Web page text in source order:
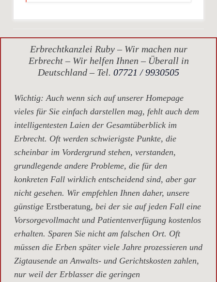
Erbrechtkanzlei Ruby – Wir machen nur
Erbrecht – Wir helfen Ihnen – Überall in
Deutschland – Tel. 07721 / 9930505
Wichtig: Auch wenn sich auf unserer Homepage
vieles für Sie einfach darstellen mag, fehlt auch dem
intelligentesten Laien der Gesamtüberblick im
Erbrecht. Oft werden schwierigste Punkte, die
scheinbar im Vordergrund stehen, verstanden,
grundlegende andere Probleme, die für den
konkreten Fall wirklich entscheidend sind, aber gar
nicht gesehen. Wir empfehlen Ihnen daher, unsere
günstige Erstberatung, bei der sie auf jeden Fall eine
Vorsorgevollmacht und Patientenverfügung kostenlos
erhalten. Sparen Sie nicht am falschen Ort. Oft
müssen die Erben später viele Jahre prozessieren und
Zigtausende an Anwalts- und Gerichtskosten zahlen,
nur weil der Erblasser die geringen